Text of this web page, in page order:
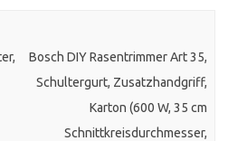
Bosch DIY Rasentrimmer Art 35,
Schultergurt, Zusatzhandgriff,
Karton (600 W, 35 cm
Schnittkreisdurchmesser,